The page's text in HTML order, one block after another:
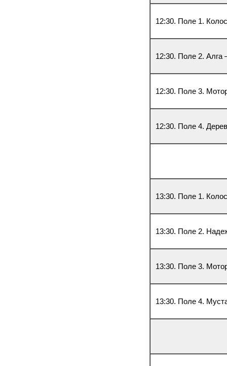
12:30. Поле 1.
12:30. Поле 2.
12:30. Поле 3.
12:30. Поле 4.
13:30. Поле 1.
13:30. Поле 2.
13:30. Поле 3.
13:30. Поле 4.